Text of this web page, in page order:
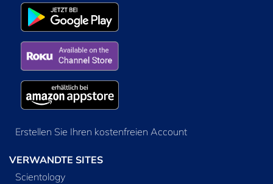
Erstellen Sie Ihren kostenfreien Account
VERWANDTE SITES
Scientology